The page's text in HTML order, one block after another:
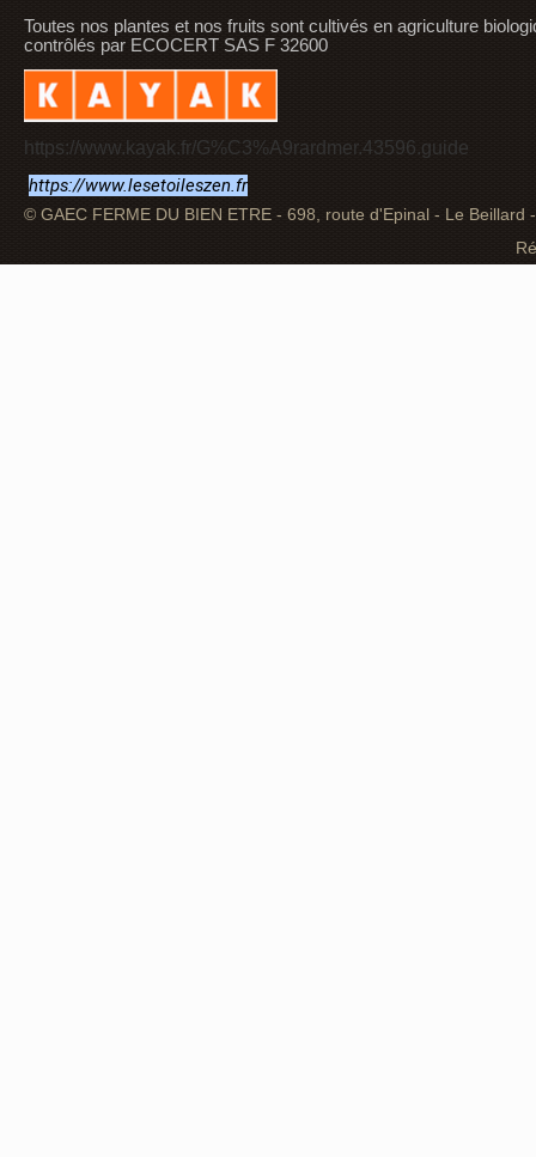
Toutes nos plantes et nos fruits sont cultivés en agriculture
contrôlés par ECOCERT SAS F 32600
https://www.kayak.fr/G%C3%A9rardmer.43596.guide
https://www.lesetoileszen.fr
© GAEC FERME DU BIEN ETRE - 698, route d'Epinal - Le